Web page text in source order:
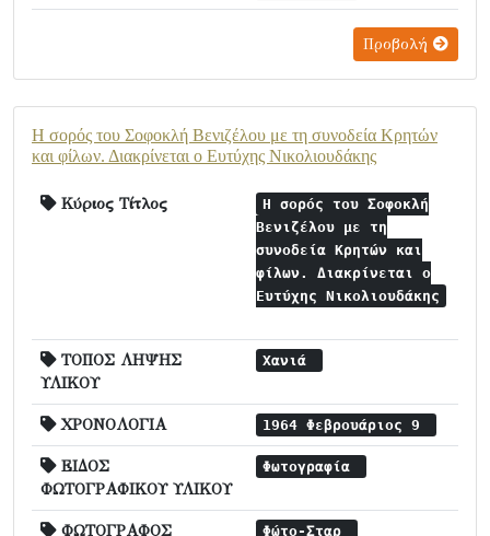
Προβολή
Η σορός του Σοφοκλή Βενιζέλου με τη συνοδεία Κρητών
και φίλων. Διακρίνεται ο Ευτύχης Νικολιουδάκης
Κύριος Τίτλος
Η σορός του Σοφοκλή
Βενιζέλου με τη
συνοδεία Κρητών και
φίλων. Διακρίνεται ο
Ευτύχης Νικολιουδάκης
ΤΟΠΟΣ ΛΗΨΗΣ
ΥΛΙΚΟΥ
Χανιά
ΧΡΟΝΟΛΟΓΙΑ 1964 Φεβρουάριος 9
ΕΙΔΟΣ
ΦΩΤΟΓΡΑΦΙΚΟΥ ΥΛΙΚΟΥ
Φωτογραφία
ΦΩΤΟΓΡΑΦΟΣ Φώτο-Σταρ